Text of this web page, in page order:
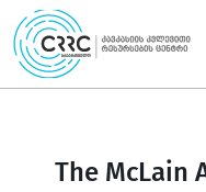
Skip
to
content
The McLain